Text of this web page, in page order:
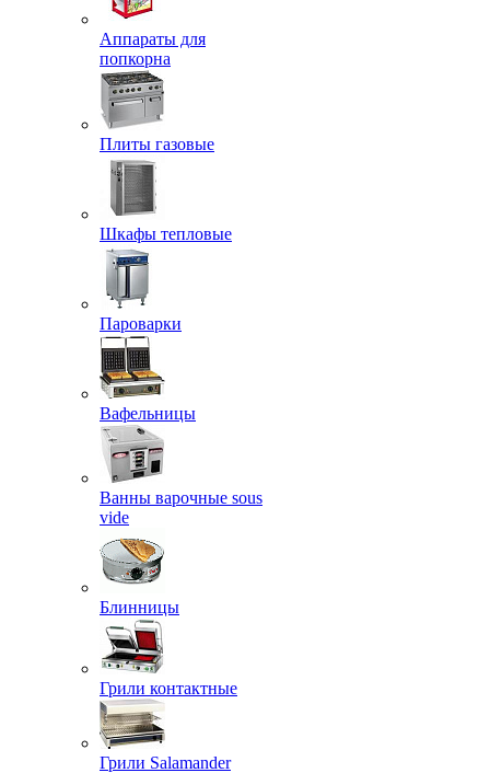
Аппараты для
попкорна
Плиты газовые
Шкафы тепловые
Пароварки
Вафельницы
Ванны варочные sous
vide
Блинницы
Грили контактные
Грили Salamander